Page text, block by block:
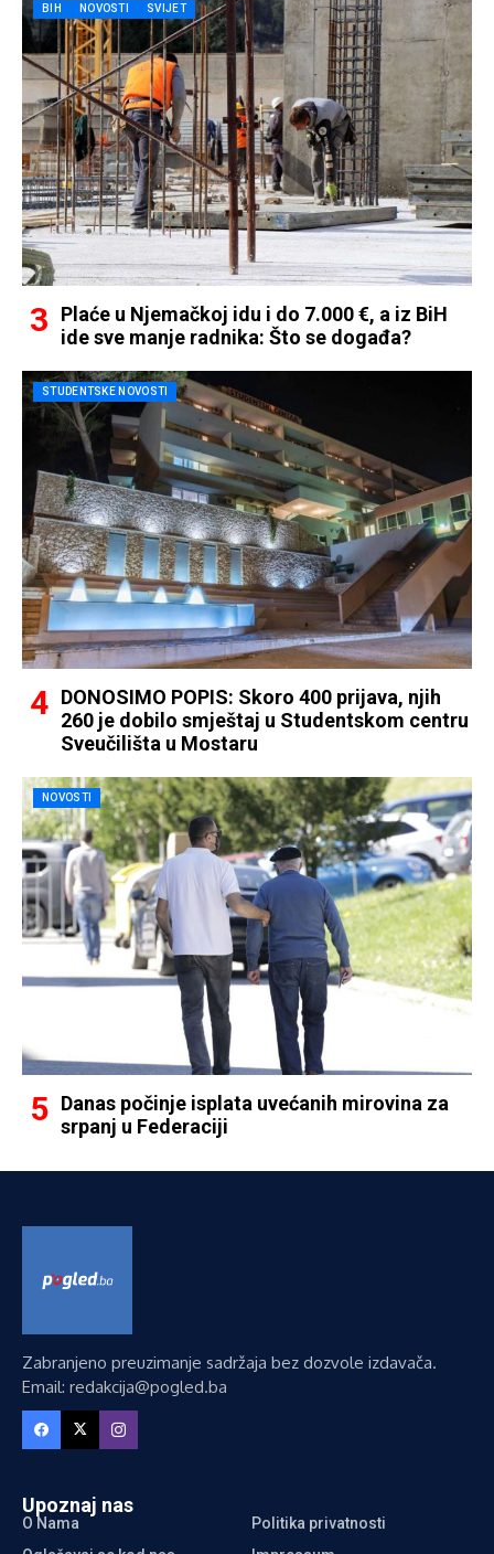
BIH NOVOSTI SVIJET
Plaće u Njemačkoj idu i do 7.000 €, a iz BiH
ide sve manje radnika: Što se događa?
STUDENTSKE NOVOSTI
DONOSIMO POPIS: Skoro 400 prijava, njih
260 je dobilo smještaj u Studentskom centru
Sveučilišta u Mostaru
NOVOSTI
Danas počinje isplata uvećanih mirovina za
srpanj u Federaciji
Zabranjeno preuzimanje sadržaja bez dozvole izdavača.
Email: redakcija@pogled.ba
Upoznaj nas
O Nama
Politika privatnosti